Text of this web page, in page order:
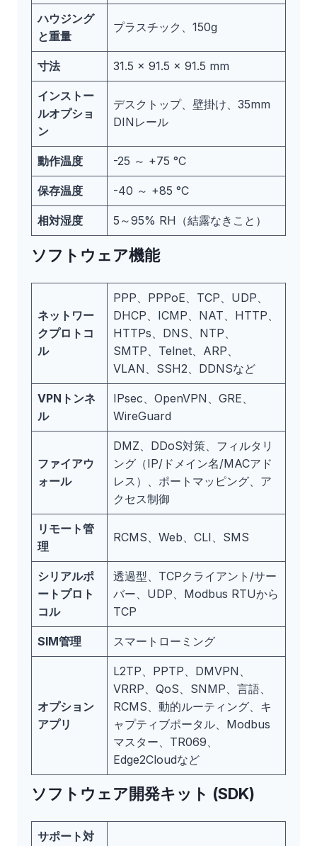
ハウジング
と重量
プラスチック、150g
寸法 31.5 × 91.5 × 91.5 mm
インストー
ルオプショ
ン
デスクトップ、壁掛け、35mm
DINレール
動作温度 -25 ～ +75 °C
保存温度 -40 ～ +85 °C
相対湿度 5～95% RH（結露なきこと）
ソフトウェア機能
ネットワー
クプロトコ
ル
PPP、PPPoE、TCP、UDP、
DHCP、ICMP、NAT、HTTP、
HTTPs、DNS、NTP、
SMTP、Telnet、ARP、
VLAN、SSH2、DDNSなど
VPNトンネ
ル
IPsec、OpenVPN、GRE、
WireGuard
ファイアウ
ォール
DMZ、DDoS対策、フィルタリ
ング（IP/ドメイン名/MACアド
レス）、ポートマッピング、ア
クセス制御
リモート管
理
RCMS、Web、CLI、SMS
シリアルポ
ートプロト
コル
透過型、TCPクライアント/サー
バー、UDP、Modbus RTUから
TCP
SIM管理 スマートローミング
オプション
アプリ
L2TP、PPTP、DMVPN、
VRRP、QoS、SNMP、言語、
RCMS、動的ルーティング、キ
ャプティブポータル、Modbus
マスター、TR069、
Edge2Cloudなど
ソフトウェア開発キット (SDK)
サポート対